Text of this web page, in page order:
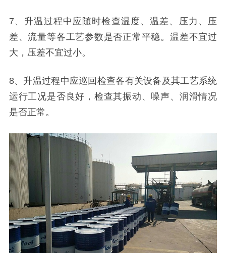
7、升温过程中应随时检查温度、温差、压力、压
差、流量等各工艺参数是否正常平稳。温差不宜过
大，压差不宜过小。
8、升温过程中应巡回检查各有关设备及其工艺系统
运行工况是否良好，检查其振动、噪声、润滑情况
是否正常。